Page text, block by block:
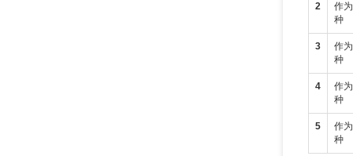
2
作
种
3
作
种
4
作
种
5
作
种